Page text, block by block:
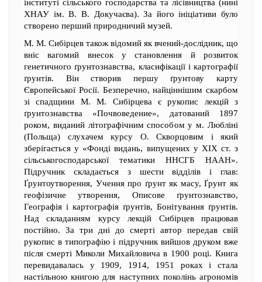
інституті сільського господарства та лісівництва (нині
ХНАУ ім. В. В. Докучаєва). За його ініціативи було
створено перший природничий музей.
М. М. Сибірцев також відомий як вчений-дослідник, що
вніс вагомий внесок у становлення й розвиток
генетичного ґрунтознавства, класифікації і картографії
ґрунтів. Він створив першу ґрунтову карту
Європейської Росії. Безперечно, найціннішим скарбом
зі спадщини М. М. Сибірцева є рукопис лекцій з
ґрунтознавства «Почвоведение», датований 1897
роком, виданий літографічним способом у м. Любліні
(Польща) слухачем курсу О. Скворцовим і який
зберігається у «Фонді видань, випущених у ХIX ст. з
сільськогосподарської тематики ННСГБ НААН».
Підручник складається з шести відділів і глав:
Ґрунтоутворення, Учення про ґрунт як масу, Ґрунт як
геофізичне утворення, Описове ґрунтознавство,
Географія і картографія ґрунтів, Бонітування ґрунтів.
Над складанням курсу лекцій Сибірцев працював
постійно. За три дні до смерті автор передав свій
рукопис в типографію і підручник вийшов друком вже
після смерті Миколи Михайловича в 1900 році. Книга
перевидавалась у 1909, 1914, 1951 роках і стала
настільною книгою для наступних поколінь агрономів